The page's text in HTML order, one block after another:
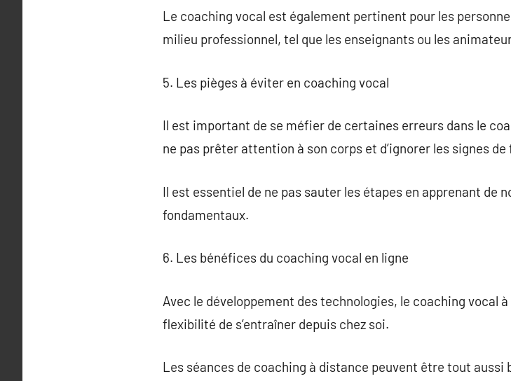
Le coaching vocal est également pertinent pour les
milieu professionnel, tel que les enseignants ou les
5. Les pièges à éviter en coaching vocal
Il est important de se méfier de certaines erreurs dans le
ne pas prêter attention à son corps et d’ignorer les signes
Il est essentiel de ne pas sauter les étapes en apprenant de
fondamentaux.
6. Les bénéfices du coaching vocal en ligne
Avec le développement des technologies, le coaching vocal
flexibilité de s’entraîner depuis chez soi.
Les séances de coaching à distance peuvent être tout aussi